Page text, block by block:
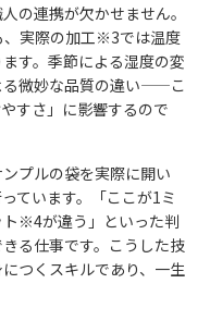
の連携が欠かせません。
、実際の加工※3では温度
す。季節による湿度の変
る微妙な品質の違い——こ
すさ」に影響するので
プルの袋を実際に開い
ています。「ここが1ミ
ト※4が違う」といった判
る仕事です。こうした技
つくスキルであり、一生